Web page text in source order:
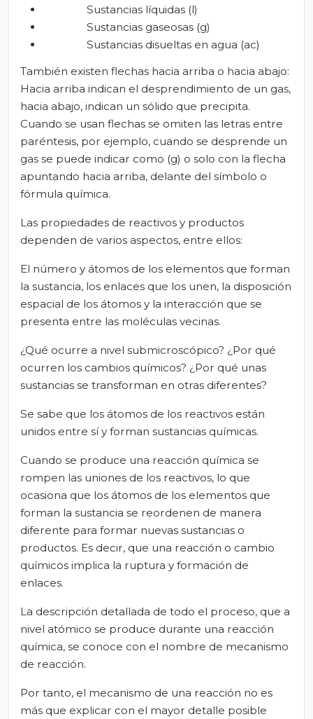
Sustancias líquidas (l)
Sustancias gaseosas (g)
Sustancias disueltas en agua (ac)
También existen flechas hacia arriba o hacia abajo:
Hacia arriba indican el desprendimiento de un gas,
hacia abajo, indican un sólido que precipita.
Cuando se usan flechas se omiten las letras entre
paréntesis, por ejemplo, cuando se desprende un
gas se puede indicar como (g) o solo con la flecha
apuntando hacia arriba, delante del símbolo o
fórmula química.
Las propiedades de reactivos y productos
dependen de varios aspectos, entre ellos:
El número y átomos de los elementos que forman
la sustancia, los enlaces que los unen, la disposición
espacial de los átomos y la interacción que se
presenta entre las moléculas vecinas.
¿Qué ocurre a nivel submicroscópico? ¿Por qué
ocurren los cambios químicos? ¿Por qué unas
sustancias se transforman en otras diferentes?
Se sabe que los átomos de los reactivos están
unidos entre sí y forman sustancias químicas.
Cuando se produce una reacción química se
rompen las uniones de los reactivos, lo que
ocasiona que los átomos de los elementos que
forman la sustancia se reordenen de manera
diferente para formar nuevas sustancias o
productos. Es decir, que una reacción o cambio
químicos implica la ruptura y formación de
enlaces.
La descripción detallada de todo el proceso, que a
nivel atómico se produce durante una reacción
química, se conoce con el nombre de mecanismo
de reacción.
Por tanto, el mecanismo de una reacción no es
más que explicar con el mayor detalle posible